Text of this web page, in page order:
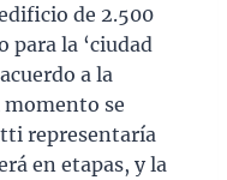
de 2.500
para la ‘ciudad
a la
se
representaría
en etapas, y la